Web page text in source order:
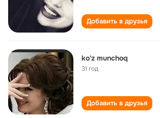
Добавить в друзья
ko'z munchoq
31 год
Добавить в друзья